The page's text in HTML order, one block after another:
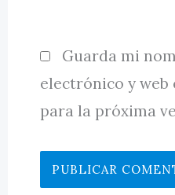
Guarda mi
electrónico y web
para la próxima